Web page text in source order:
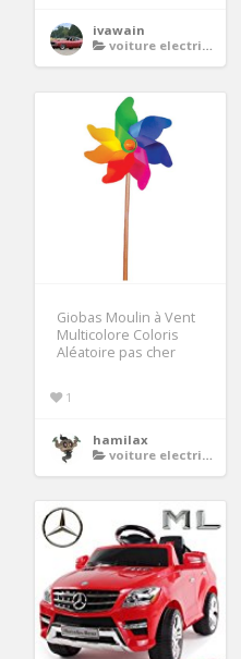
ivawain
voiture electrique enfant
Giobas Moulin à Vent
Multicolore Coloris
Aléatoire pas cher
1
hamilax
voiture electrique enfant